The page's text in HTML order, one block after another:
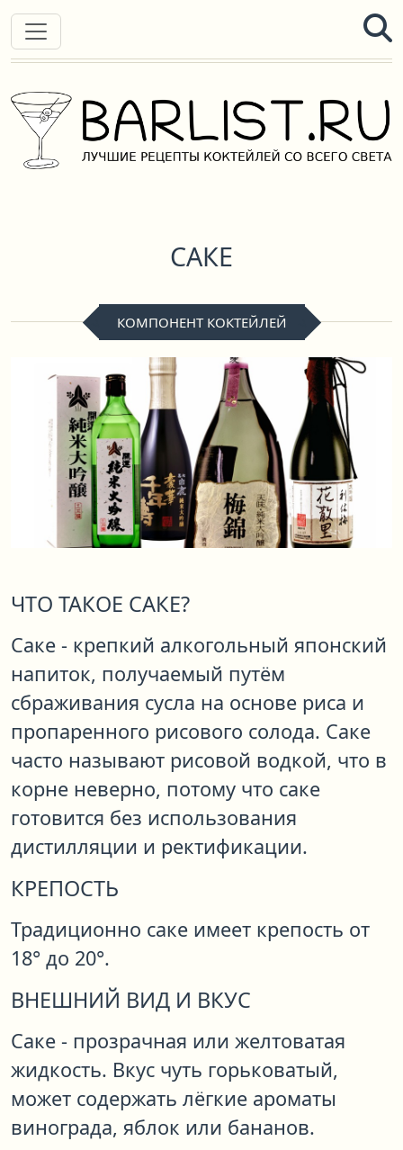
САКЕ
КОМПОНЕНТ КОКТЕЙЛЕЙ
ЧТО ТАКОЕ САКЕ?
Саке - крепкий алкогольный японский
напиток, получаемый путём
сбраживания сусла на основе риса и
пропаренного рисового солода. Саке
часто называют рисовой водкой, что в
корне неверно, потому что саке
готовится без использования
дистилляции и ректификации.
КРЕПОСТЬ
Традиционно саке имеет крепость от
18° до 20°.
ВНЕШНИЙ ВИД И ВКУС
Саке - прозрачная или желтоватая
жидкость. Вкус чуть горьковатый,
может содержать лёгкие ароматы
винограда, яблок или бананов.